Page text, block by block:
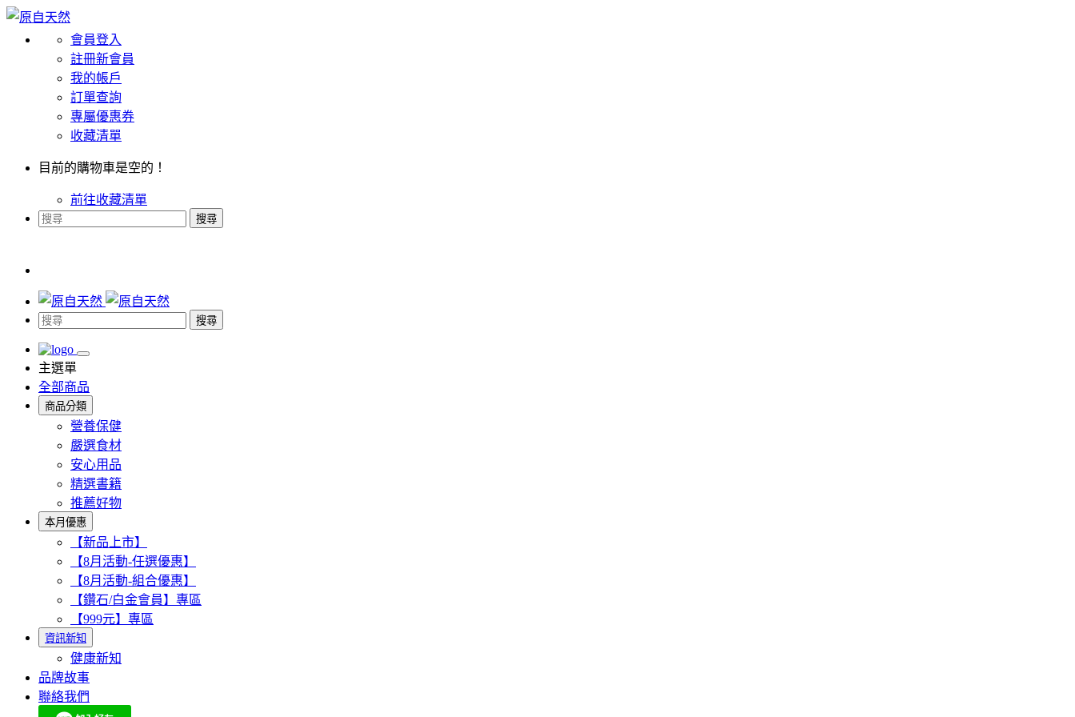
會員登入
註冊新會員
我的帳戶
訂單查詢
專屬優惠券
收藏清單
目前的購物車是空的！
前往收藏清單
搜尋
搜尋
主選單
全部商品
商品分類
營養保健
嚴選食材
安心用品
精選書籍
推薦好物
本月優惠
【新品上市】
【8月活動-任選優惠】
【8月活動-組合優惠】
【鑽石/白金會員】專區
【999元】專區
資訊新知
健康新知
品牌故事
聯絡我們